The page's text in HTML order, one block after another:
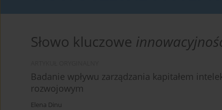
Słowo kluczowe
Badanie wpływu zarządzania kapitałem
rozwojowym
Elena Dinu